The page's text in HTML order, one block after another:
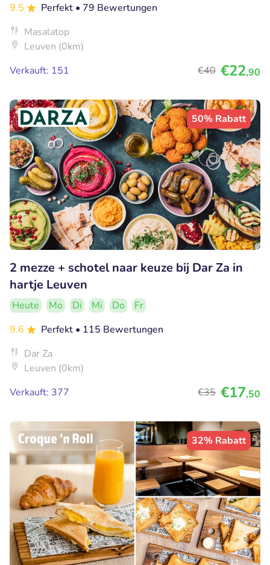
9.5
Perfekt • 79 Bewertungen
Masalatop
Leuven (0km)
Verkauft: 151
€40 €22,90
50% Rabatt
2 mezze + schotel naar keuze bij Dar Za in
hartje Leuven
Heute Mo Di Mi Do
Fr
9.6
Perfekt • 115 Bewertungen
Dar Za
Leuven (0km)
Verkauft: 377
€35 €17,50
32% Rabatt